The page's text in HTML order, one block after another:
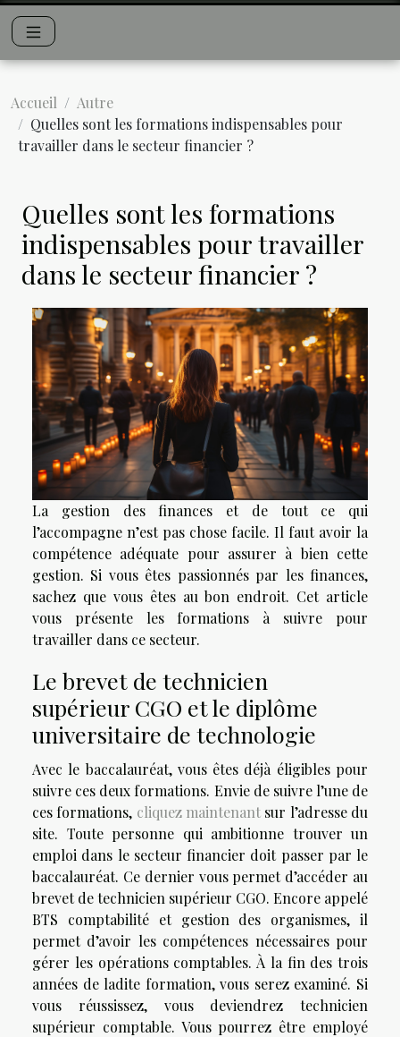
Accueil
Autre
Quelles sont les formations indispensables pour
travailler dans le secteur financier ?
Quelles sont les formations
indispensables pour travailler
dans le secteur financier ?
La gestion des finances et de tout ce qui
l’accompagne n’est pas chose facile. Il faut avoir la
compétence adéquate pour assurer à bien cette
gestion. Si vous êtes passionnés par les finances,
sachez que vous êtes au bon endroit. Cet article
vous présente les formations à suivre pour
travailler dans ce secteur.
Le brevet de technicien
supérieur CGO et le diplôme
universitaire de technologie
Avec le baccalauréat, vous êtes déjà éligibles pour
suivre ces deux formations. Envie de suivre l’une de
ces formations, cliquez maintenant sur l’adresse du
site. Toute personne qui ambitionne trouver un
emploi dans le secteur financier doit passer par le
baccalauréat. Ce dernier vous permet d’accéder au
brevet de technicien supérieur CGO. Encore appelé
BTS comptabilité et gestion des organismes, il
permet d’avoir les compétences nécessaires pour
gérer les opérations comptables. À la fin des trois
années de ladite formation, vous serez examiné. Si
vous réussissez, vous deviendrez technicien
supérieur comptable. Vous pourrez être employé